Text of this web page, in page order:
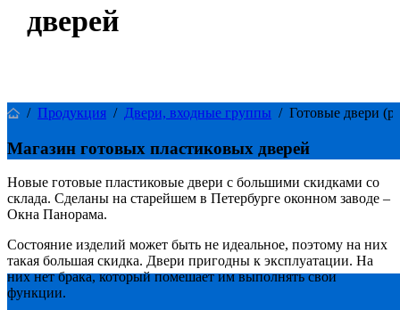
дверей
/ Продукция / Двери, входные группы / Готовые двери
Магазин готовых пластиковых дверей
Новые готовые пластиковые двери с большими скидками со
склада. Сделаны на старейшем в Петербурге оконном заводе –
Окна Панорама.
Состояние изделий может быть не идеальное, поэтому на них
такая большая скидка. Двери пригодны к эксплуатации. На
них нет брака, который помешает им выполнять свои
функции.